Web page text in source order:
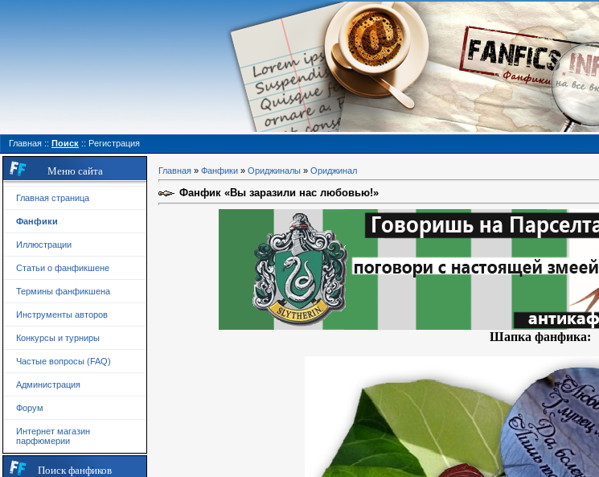
Главная :: Поиск :: Регистрация
Меню сайта
Главная страница
Фанфики
Иллюстрации
Статьи о фанфикшене
Термины фанфикшена
Инструменты авторов
Конкурсы и турниры
Частые вопросы (FAQ)
Администрация
Форум
Интернет магазин
парфюмерии
Поиск фанфиков
Главная » Фанфики » Ориджиналы » Ориджинал
Фанфик «Вы заразили нас любовью!»
Шапка фанфика: